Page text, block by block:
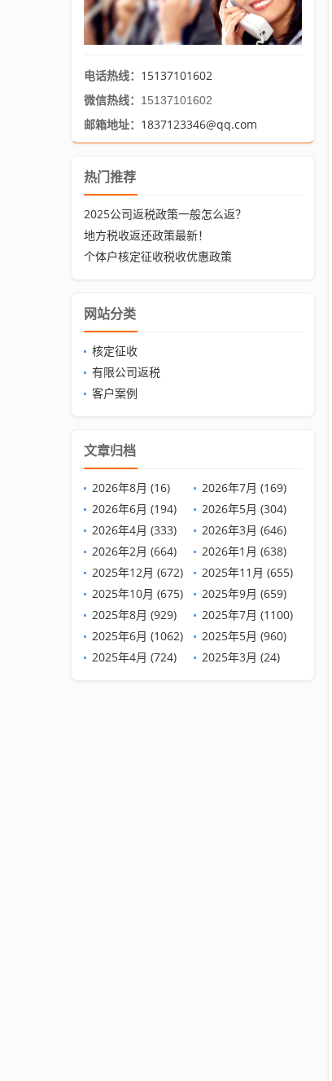
电话热线： 15137101602
微信热线： 15137101602
邮箱地址： 1837123346@qq.com
热门推荐
2025公司返税政策一般怎么返？
地方税收返还政策最新！
个体户核定征收税收优惠政策
网站分类
核定征收
有限公司返税
客户案例
文章归档
2026年8月 (16)
2026年7月 (169)
2026年6月 (194)
2026年5月 (304)
2026年4月 (333)
2026年3月 (646)
2026年2月 (664)
2026年1月 (638)
2025年12月 (672)
2025年11月 (655)
2025年10月 (675)
2025年9月 (659)
2025年8月 (929)
2025年7月 (1100)
2025年6月 (1062)
2025年5月 (960)
2025年4月 (724)
2025年3月 (24)